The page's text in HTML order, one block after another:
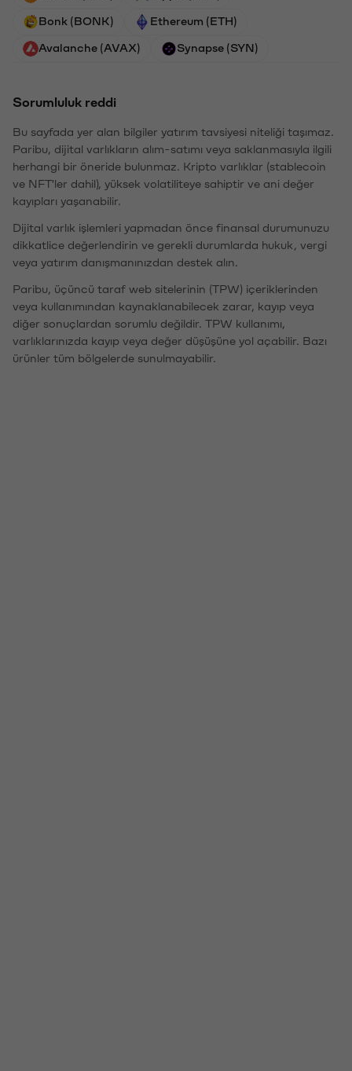
Bonk (BONK) Ethereum (ETH)
Avalanche (AVAX) Synapse (SYN)
Sorumluluk reddi
Bu sayfada yer alan bilgiler yatırım tavsiyesi niteliği taşımaz.
Paribu, dijital varlıkların alım-satımı veya saklanmasıyla ilgili
herhangi bir öneride bulunmaz. Kripto varlıklar (stablecoin
ve NFT'ler dahil), yüksek volatiliteye sahiptir ve ani değer
kayıpları yaşanabilir.
Dijital varlık işlemleri yapmadan önce finansal durumunuzu
dikkatlice değerlendirin ve gerekli durumlarda hukuk, vergi
veya yatırım danışmanınızdan destek alın.
Paribu, üçüncü taraf web sitelerinin (TPW) içeriklerinden
veya kullanımından kaynaklanabilecek zarar, kayıp veya
diğer sonuçlardan sorumlu değildir. TPW kullanımı,
varlıklarınızda kayıp veya değer düşüşüne yol açabilir. Bazı
ürünler tüm bölgelerde sunulmayabilir.